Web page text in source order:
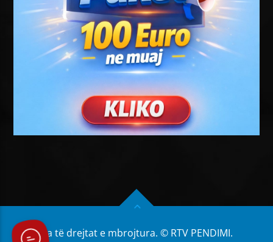
Të gjitha të drejtat e mbrojtura. © RTV PENDIMI.